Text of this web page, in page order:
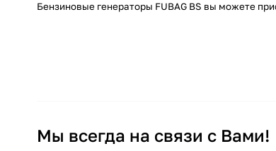
Бензиновые генераторы FUBAG BS вы можете
Мы всегда на связи с Вами!